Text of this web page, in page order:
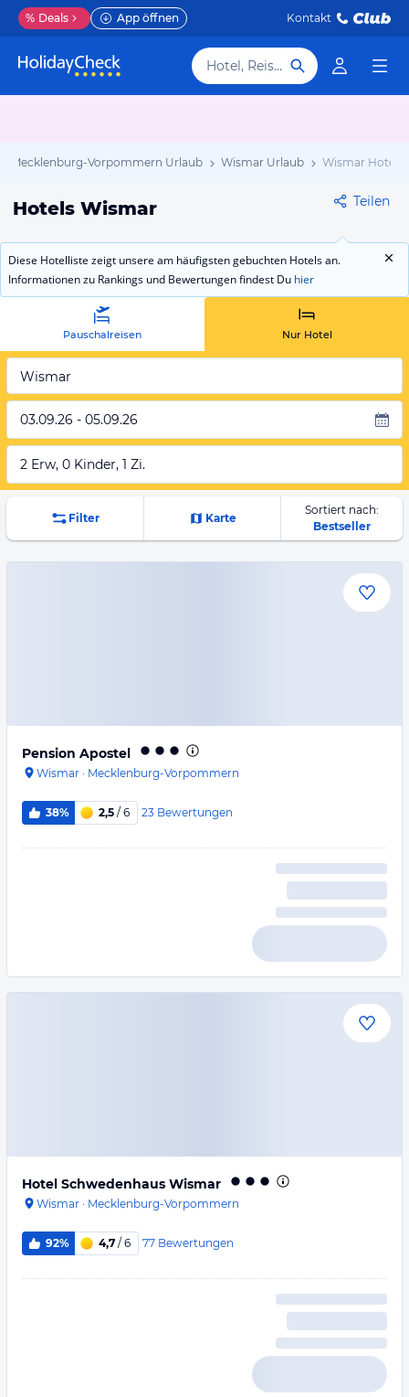
% Deals App öffnen Kontakt
Hotel, Reiseziel
Mecklenburg-Vorpommern Urlaub Wismar Urlaub Wismar Hotels
Hotels Wismar Teilen
Diese Hotelliste zeigt unsere am häufigsten gebuchten Hotels an.
Informationen zu Rankings und Bewertungen findest Du hier
Pauschalreisen Nur Hotel
Wismar
03.09.26 - 05.09.26
2 Erw, 0 Kinder, 1 Zi.
Filter Karte
Sortiert nach:
Bestseller
Pension Apostel
Wismar · Mecklenburg-Vorpommern
38% 2,5 / 6 23 Bewertungen
Hotel Schwedenhaus Wismar
Wismar · Mecklenburg-Vorpommern
92% 4,7 / 6 77 Bewertungen